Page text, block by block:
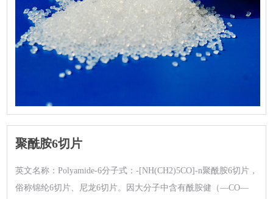
聚酰胺6切片
英文名称：Polyamide-6分子式：-[NH(CH2)5CO]-n聚酰胺6切片，
俗称锦纶6切片、尼龙6切片。因大分子中含有酰胺健（—CO—